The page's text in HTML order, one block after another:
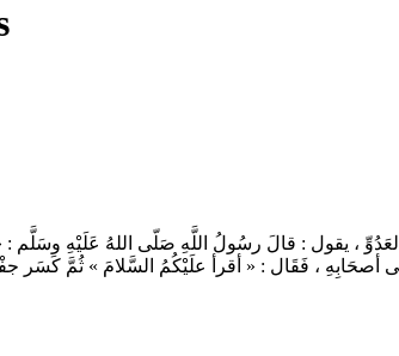
، يقول : قالَ رسُولُ اللَّهِ صَلّى اللهُ عَلَيْهِ وسَلَّم
أصحَابِهِ ، فَقَال : « أقرأ علَيْكُمُ السَّلامَ » ثُمَّ